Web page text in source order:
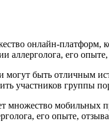
онлайн-платформ,
его
могут быть отличным
участников группы
множество мобильных
его опыте,